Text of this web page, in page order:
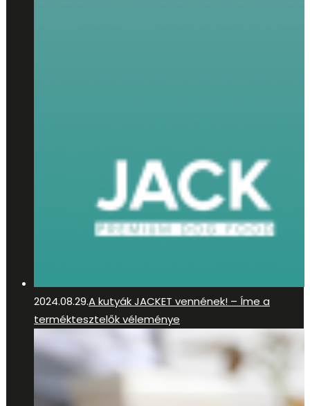
2024.08.29.A kutyák JACKET vennének! – Íme a
terméktesztelők véleménye